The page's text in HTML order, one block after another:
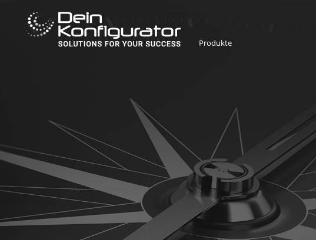
Produkte